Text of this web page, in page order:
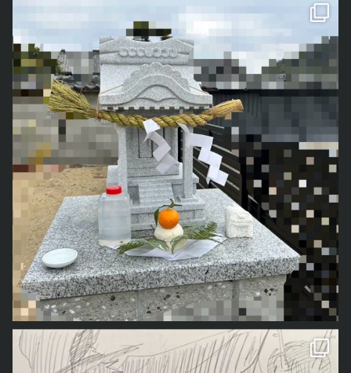
なので、いくつかハロウィンイベントに参加してきました
くろべぇ
がハロウィンの